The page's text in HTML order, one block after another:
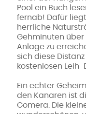
Pool ein Buch
fernab! Dafür
herrliche
Gehminuten
Anlage zu
sich diese
kostenlosen
Ein echter
den Kanaren ist
Gomera. Die